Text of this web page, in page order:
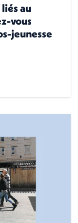
au
vous
jeunesse